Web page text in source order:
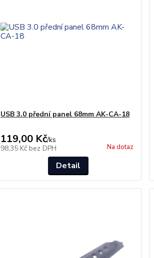
USB 3.0 přední panel 68mm AK-CA-18
119,00 Kč/ks
98,35 Kč bez DPH Na dotaz
Detail